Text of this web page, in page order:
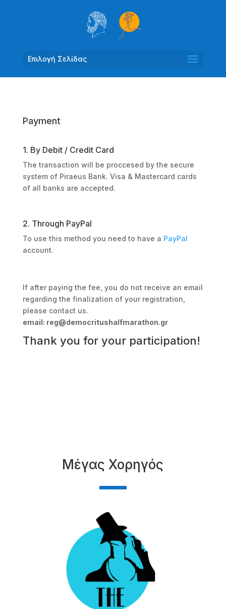
Επιλογή Σελίδας
Payment
1. By Debit / Credit Card
The transaction will be proccesed by the secure
system of Piraeus Bank. Visa & Mastercard cards
of all banks are accepted.
2. Through PayPal
To use this method you need to have a PayPal
account.
If after paying the fee, you do not receive an email
regarding the finalization of your registration,
please contact us.
email: reg@democritushalfmarathon.gr
Thank you for your participation!
Μέγας Χορηγός